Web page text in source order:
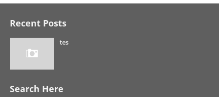
Recent Posts
tes
Search Here